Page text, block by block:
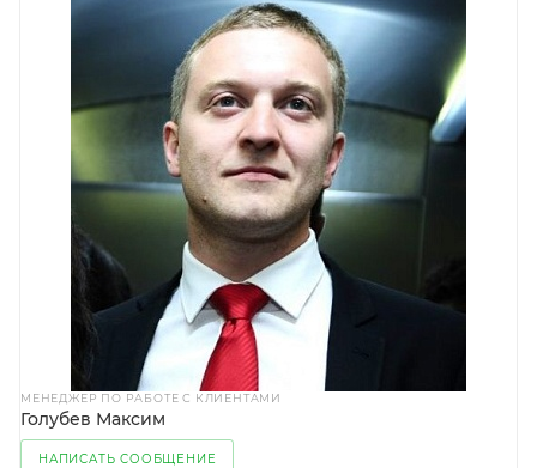
МЕНЕДЖЕР ПО РАБОТЕ С КЛИЕНТАМИ
Голубев Максим
НАПИСАТЬ СООБЩЕНИЕ